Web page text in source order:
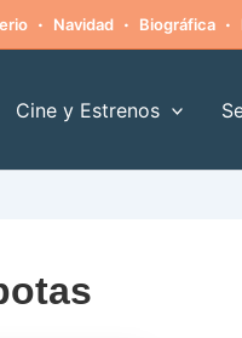
· Navidad · Biográfica ·
Cine y Estrenos